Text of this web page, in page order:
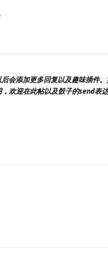
会添加更多回复以及趣味插件
欢迎在此帖以及骰子的send表达